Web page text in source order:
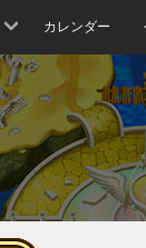
カレンダー